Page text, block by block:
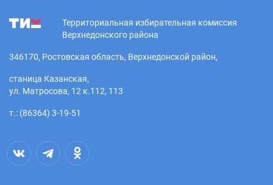
Территориальная избирательная комиссия
Верхнедонского района
346170, Ростовская область, Верхнедонской район,
станица Казанская,
ул. Матросова, 12 к.112, 113
т.: (86364) 3-19-51